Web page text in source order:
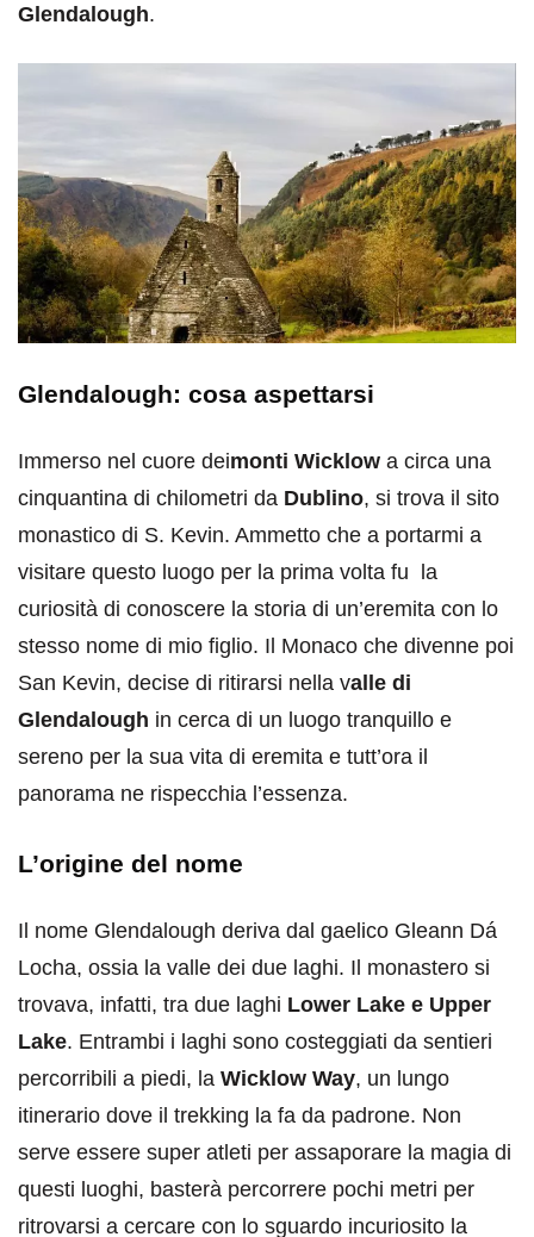
Glendalough.
Glendalough: cosa aspettarsi
Immerso nel cuore deimonti Wicklow a circa una
cinquantina di chilometri da Dublino, si trova il sito
monastico di S. Kevin. Ammetto che a portarmi a
visitare questo luogo per la prima volta fu la
curiosità di conoscere la storia di un’eremita con lo
stesso nome di mio figlio. Il Monaco che divenne poi
San Kevin, decise di ritirarsi nella valle di
Glendalough in cerca di un luogo tranquillo e
sereno per la sua vita di eremita e tutt’ora il
panorama ne rispecchia l’essenza.
L’origine del nome
Il nome Glendalough deriva dal gaelico Gleann Dá
Locha, ossia la valle dei due laghi. Il monastero si
trovava, infatti, tra due laghi Lower Lake e Upper
Lake. Entrambi i laghi sono costeggiati da sentieri
percorribili a piedi, la Wicklow Way, un lungo
itinerario dove il trekking la fa da padrone. Non
serve essere super atleti per assaporare la magia di
questi luoghi, basterà percorrere pochi metri per
ritrovarsi a cercare con lo sguardo incuriosito la